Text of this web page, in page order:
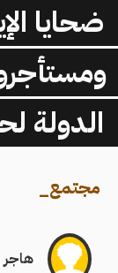
ضحايا
الدولة
مجتمع_